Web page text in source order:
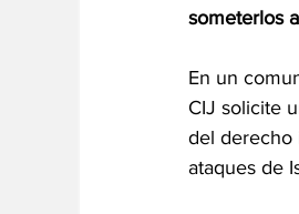
someterlos
En un
CIJ solicite
del derecho
ataques de